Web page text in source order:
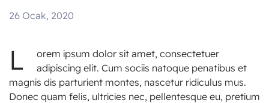
26 Ocak, 2020
L
orem ipsum dolor sit amet, consectetuer
adipiscing elit. Cum sociis natoque penatibus et
magnis dis parturient montes, nascetur ridiculus mus.
Donec quam felis, ultricies nec, pellentesque eu, pretium